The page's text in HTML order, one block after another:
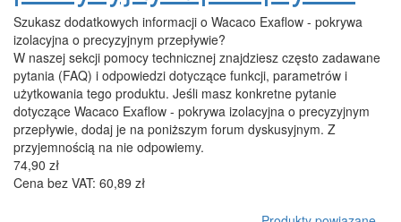
Szukasz dodatkowych informacji o Wacaco Exaflow - pokrywa
izolacyjna o precyzyjnym przepływie?
W naszej sekcji pomocy technicznej znajdziesz często zadawane
pytania (FAQ) i odpowiedzi dotyczące funkcji, parametrów i
użytkowania tego produktu. Jeśli masz konkretne pytanie
dotyczące Wacaco Exaflow - pokrywa izolacyjna o precyzyjnym
przepływie, dodaj je na poniższym forum dyskusyjnym. Z
przyjemnością na nie odpowiemy.
74,90 zł
Cena bez VAT: 60,89 zł